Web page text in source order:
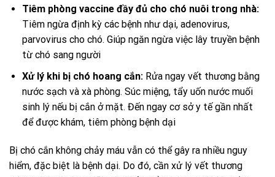
Tiêm phòng vaccine đầy đủ cho chó nuôi trong nhà:
Tiêm ngừa định kỳ các bệnh như dại, adenovirus,
parvovirus cho chó. Giúp ngăn ngừa việc lây truyền bệnh
từ chó sang người
Xử lý khi bị chó hoang cắn:Rửa ngay vết thương bằng
nước sạch và xà phòng. Súc miệng, tẩy uốn nước muối
sinh lý nếu bị cắn ở mặt. Đến ngay cơ sở y tế gần nhất
để được khám, tiêm phòng bệnh dại
Bị chó cắn không chảy máu vẫn có thể gây ra nhiều nguy
hiểm, đặc biệt là bệnh dại. Do đó, cần xử lý vết thương